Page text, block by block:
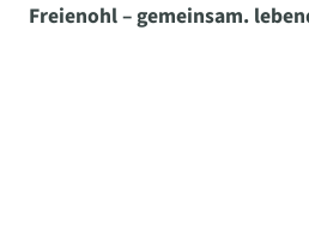
Freienohl – gemeinsam.